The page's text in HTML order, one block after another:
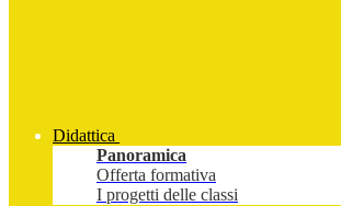
Didattica
Panoramica
Offerta formativa
I progetti delle classi